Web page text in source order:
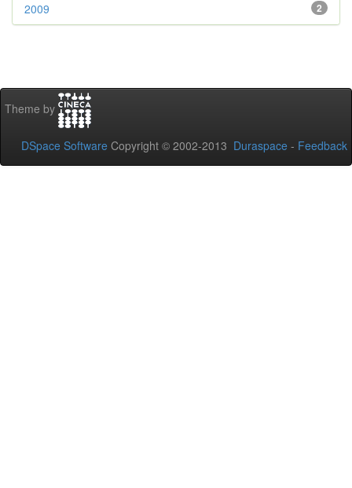
2
2009
Theme by
DSpace Software Copyright © 2002-2013 Duraspace - Feedback